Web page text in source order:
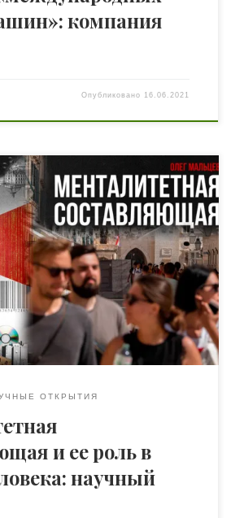
компания
Опубликовано 16.06.2021
экспедиции по хорватским
финишной черте ключевого
результатом
под заглавием «Менталитетная
не как абстрактная
с мифологемой в базисе, в 21 веке
препятствием на пути человека при
задач. Так, не зная природы и
ОТКРЫТИЯ
и ее роль в
научный